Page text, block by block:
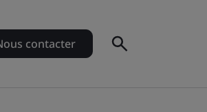
contacter